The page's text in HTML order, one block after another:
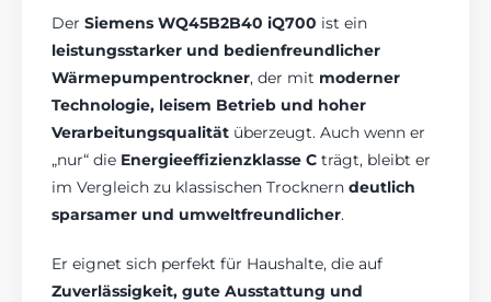
DerSiemens WQ45B2B40 iQ700 ist ein
leistungsstarker und bedienfreundlicher
Wärmepumpentrockner, der mit moderner
Technologie, leisem Betrieb und hoher
Verarbeitungsqualität überzeugt. Auch wenn er
„nur“ die Energieeffizienzklasse C trägt, bleibt er
im Vergleich zu klassischen Trocknerndeutlich
sparsamer und umweltfreundlicher.
Er eignet sich perfekt für Haushalte, die auf
Zuverlässigkeit, gute Ausstattung und